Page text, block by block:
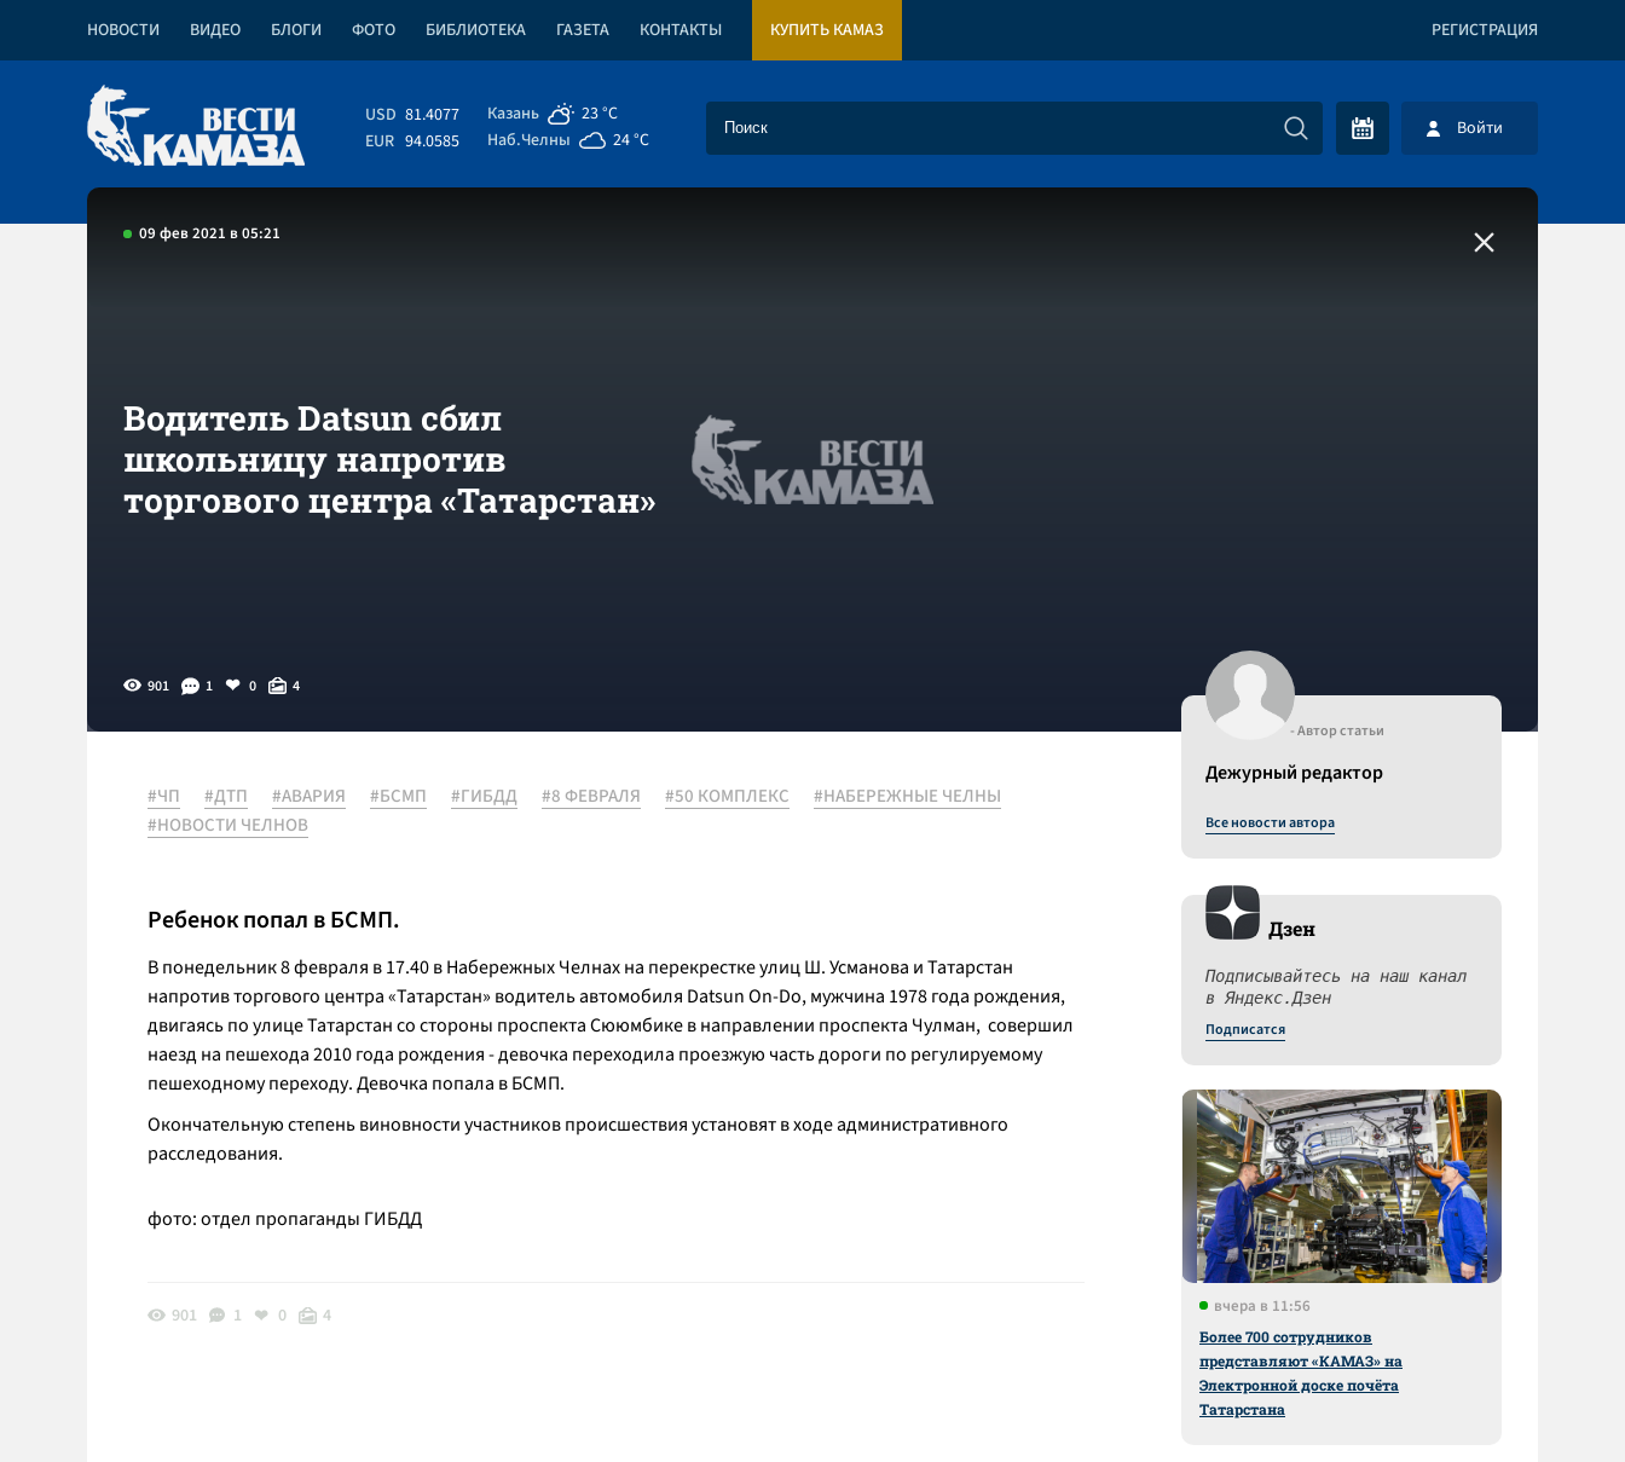
НОВОСТИ ВИДЕО БЛОГИ ФОТО БИБЛИОТЕКА ГАЗЕТА КОНТАКТЫ КУПИТЬ КАМАЗ РЕГИСТРАЦИЯ
USD 81.4077
EUR 94.0585
Казань
23 °C
Наб.Челны
24 °C Войти
09 фев 2021 в 05:21
Водитель Datsun сбил
школьницу напротив
торгового центра «Татарстан»
901 1 0 4
#ЧП #ДТП #АВАРИЯ #БСМП #ГИБДД #8 ФЕВРАЛЯ #50 КОМПЛЕКС
#НАБЕРЕЖНЫЕ ЧЕЛНЫ
#НОВОСТИ ЧЕЛНОВ
Ребенок попал в БСМП.
В понедельник 8 февраля в 17.40 в Набережных Челнах на перекрестке улиц Ш. Усманова и Татарстан
напротив торгового центра «Татарстан» водитель автомобиля Datsun On-Do, мужчина 1978 года рождения,
двигаясь по улице Татарстан со стороны проспекта Сююмбике в направлении проспекта Чулман, совершил
наезд на пешехода 2010 года рождения - девочка переходила проезжую часть дороги по регулируемому
пешеходному переходу. Девочка попала в БСМП.
Окончательную степень виновности участников происшествия установят в ходе административного
расследования.
фото: отдел пропаганды ГИБДД
901 1 0 4
- Автор статьи
Дежурный редактор
Все новости автора
Дзен
Подписывайтесь на наш канал
в Яндекс.Дзен
Подписатся
вчера в 11:56
Более 700 сотрудников
представляют «КАМАЗ» на
Электронной доске почёта
Татарстана